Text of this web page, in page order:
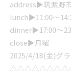
address▶︎筑紫野
lunch▶︎11:00〜
dinner▶︎17:00〜
close▶︎月曜
2025/4/18(金)グ